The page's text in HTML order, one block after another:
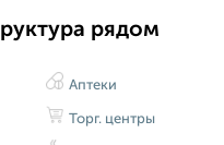
рядом
Аптеки
Торг. центры